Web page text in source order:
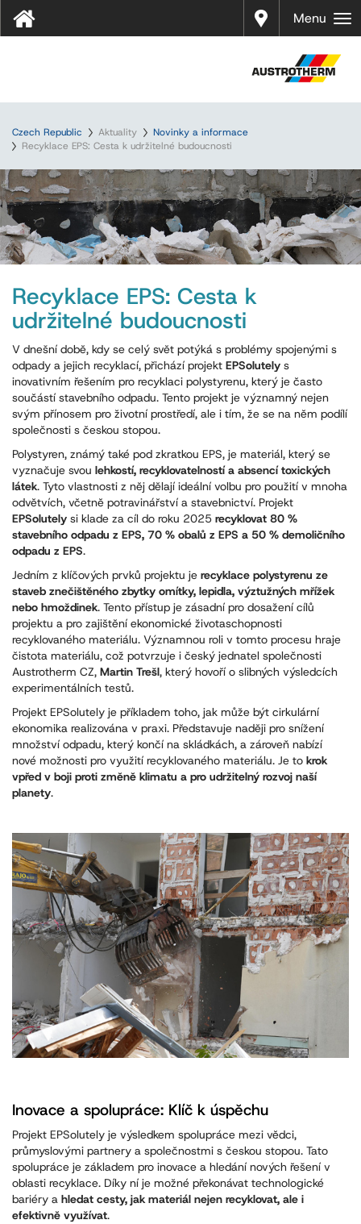
Prodej
Menu
Czech Republic Aktuality
Novinky a informace
Recyklace EPS: Cesta k udržitelné budoucnosti
Recyklace EPS: Cesta k
udržitelné budoucnosti
V dnešní době, kdy se celý svět potýká s problémy spojenými s
odpady a jejich recyklací, přichází projekt EPSolutely s
inovativním řešením pro recyklaci polystyrenu, který je často
součástí stavebního odpadu. Tento projekt je významný nejen
svým přínosem pro životní prostředí, ale i tím, že se na něm podílí
společnosti s českou stopou.
Polystyren, známý také pod zkratkou EPS, je materiál, který se
vyznačuje svou lehkostí, recyklovatelností a absencí toxických
látek. Tyto vlastnosti z něj dělají ideální volbu pro použití v mnoha
odvětvích, včetně potravinářství a stavebnictví. Projekt
EPSolutely si klade za cíl do roku 2025 recyklovat 80 %
stavebního odpadu z EPS, 70 % obalů z EPS a 50 % demoličního
odpadu z EPS.
Jedním z klíčových prvků projektu je recyklace polystyrenu ze
staveb znečištěného zbytky omítky, lepidla, výztužných mřížek
nebo hmoždinek. Tento přístup je zásadní pro dosažení cílů
projektu a pro zajištění ekonomické životaschopnosti
recyklovaného materiálu. Významnou roli v tomto procesu hraje
čistota materiálu, což potvrzuje i český jednatel společnosti
Austrotherm CZ, Martin Trešl, který hovoří o slibných výsledcích
experimentálních testů.
Projekt EPSolutely je příkladem toho, jak může být cirkulární
ekonomika realizována v praxi. Představuje naději pro snížení
množství odpadu, který končí na skládkách, a zároveň nabízí
nové možnosti pro využití recyklovaného materiálu. Je to krok
vpřed v boji proti změně klimatu a pro udržitelný rozvoj naší
planety.
Inovace a spolupráce: Klíč k úspěchu
Projekt EPSolutely je výsledkem spolupráce mezi vědci,
průmyslovými partnery a společnostmi s českou stopou. Tato
spolupráce je základem pro inovace a hledání nových řešení v
oblasti recyklace. Díky ní je možné překonávat technologické
bariéry a hledat cesty, jak materiál nejen recyklovat, ale i
efektivně využívat.